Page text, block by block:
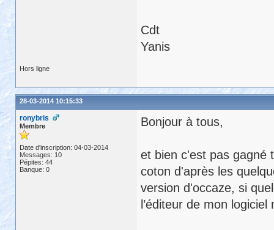
Cdt
Yanis
Hors ligne
28-03-2014 10:15:33
ronybris
Membre
Date d'inscription: 04-03-2014
Messages: 10
Pépites: 44
Banque: 0
Bonjour à tous,
et bien c'est pas gagné
coton d'après les
version d'occaze, si
l’éditeur de mon